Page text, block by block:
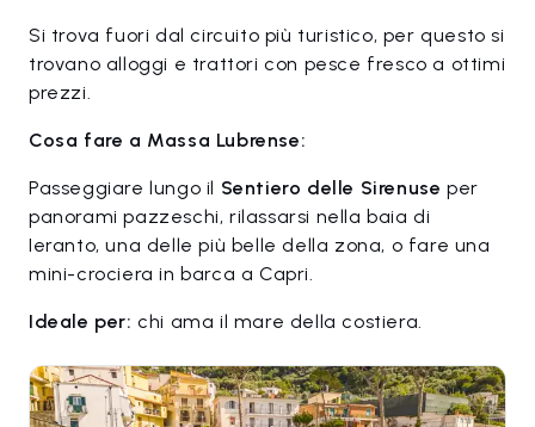
Si trova fuori dal circuito più turistico, per questo si
trovano alloggi e trattori con pesce fresco a ottimi
prezzi.
Cosa fare a Massa Lubrense:
Passeggiare lungo il Sentiero delle Sirenuse per
panorami pazzeschi, rilassarsi nella baia di
Ieranto, una delle più belle della zona, o fare una
mini-crociera in barca a Capri.
Ideale per: chi ama il mare della costiera.